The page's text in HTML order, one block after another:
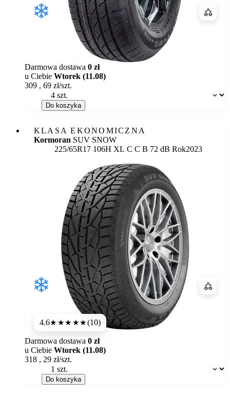
Dostępność:
Darmowa dostawa 0 zł
u Ciebie Wtorek (11.08)
309 , 69 zł/szt.
Do koszyka
KLASA EKONOMICZNA
Kormoran SUV SNOW
225/65R17 106H XL Etykieta:
C C B 72 dB Rok2023
4.6★★★★★(10)
Dostępność:
Darmowa dostawa 0 zł
u Ciebie Wtorek (11.08)
318 , 29 zł/szt.
Do koszyka